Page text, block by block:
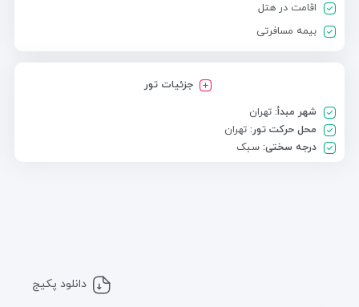
اقامت در هتل
بیمه مسافرتی
جزئیات تور
شهر مبدأ: تهران
محل حرکت تور: تهران
درجه سختی: سبک
دانلود پکیج